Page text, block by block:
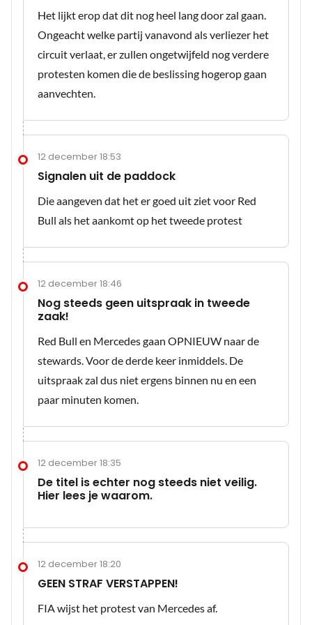
Het lijkt erop dat dit nog heel lang door zal gaan.
Ongeacht welke partij vanavond als verliezer het
circuit verlaat, er zullen ongetwijfeld nog verdere
protesten komen die de beslissing hogerop gaan
aanvechten.
12 december 18:53
Signalen uit de paddock
Die aangeven dat het er goed uit ziet voor Red
Bull als het aankomt op het tweede protest
12 december 18:46
Nog steeds geen uitspraak in tweede
zaak!
Red Bull en Mercedes gaan OPNIEUW naar de
stewards. Voor de derde keer inmiddels. De
uitspraak zal dus niet ergens binnen nu en een
paar minuten komen.
12 december 18:35
De titel is echter nog steeds niet veilig.
Hier lees je waarom.
12 december 18:20
GEEN STRAF VERSTAPPEN!
FIA wijst het protest van Mercedes af.